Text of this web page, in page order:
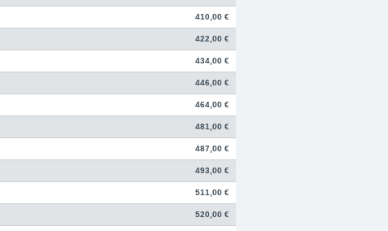
410,00 €
422,00 €
434,00 €
446,00 €
464,00 €
481,00 €
487,00 €
493,00 €
511,00 €
520,00 €